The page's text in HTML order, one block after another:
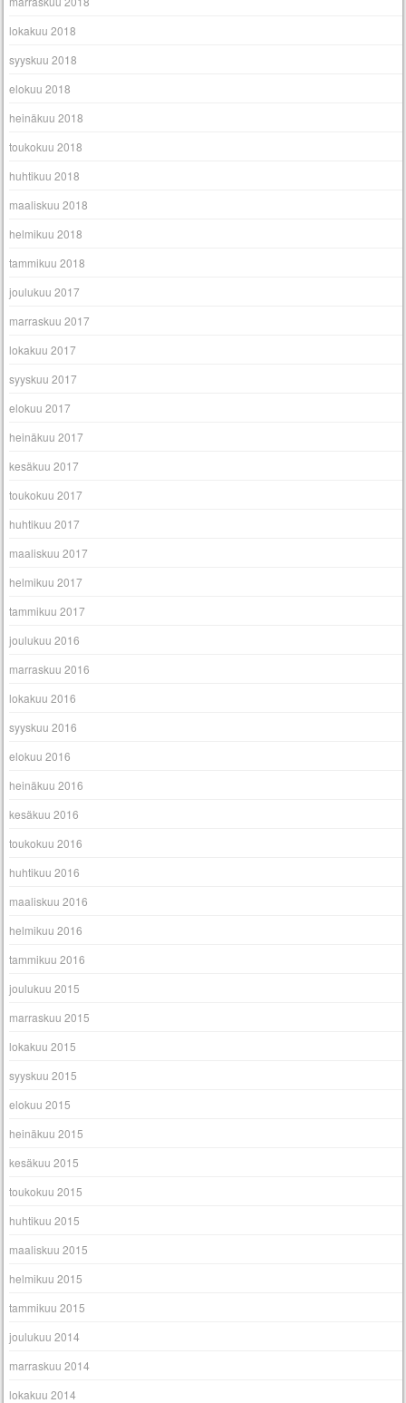
lokakuu 2018
syyskuu 2018
elokuu 2018
heinäkuu 2018
toukokuu 2018
huhtikuu 2018
maaliskuu 2018
helmikuu 2018
tammikuu 2018
joulukuu 2017
marraskuu 2017
lokakuu 2017
syyskuu 2017
elokuu 2017
heinäkuu 2017
kesäkuu 2017
toukokuu 2017
huhtikuu 2017
maaliskuu 2017
helmikuu 2017
tammikuu 2017
joulukuu 2016
marraskuu 2016
lokakuu 2016
syyskuu 2016
elokuu 2016
heinäkuu 2016
kesäkuu 2016
toukokuu 2016
huhtikuu 2016
maaliskuu 2016
helmikuu 2016
tammikuu 2016
joulukuu 2015
marraskuu 2015
lokakuu 2015
syyskuu 2015
elokuu 2015
heinäkuu 2015
kesäkuu 2015
toukokuu 2015
huhtikuu 2015
maaliskuu 2015
helmikuu 2015
tammikuu 2015
joulukuu 2014
marraskuu 2014
lokakuu 2014